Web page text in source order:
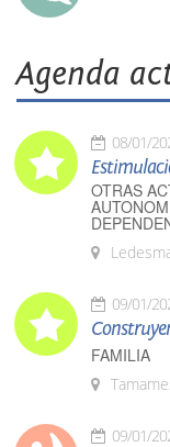
Agenda
08/01/
OTRAS
09/01/
FAMILIA
09/01/